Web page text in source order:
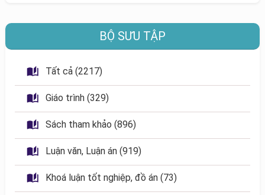
BỘ SƯU TẬP
Tất cả (2217)
Giáo trình (329)
Sách tham khảo (896)
Luận văn, Luận án (919)
Khoá luận tốt nghiệp, đồ án (73)